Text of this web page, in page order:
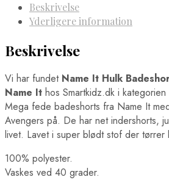
Beskrivelse
Yderligere information
Beskrivelse
Vi har fundet Name It Hulk
Name It hos Smartkidz.dk i kategorien
Mega fede badeshorts fra Name It
Avengers på. De har net indershorts,
livet. Lavet i super blødt stof der tørrer
100% polyester.
Vaskes ved 40 grader.